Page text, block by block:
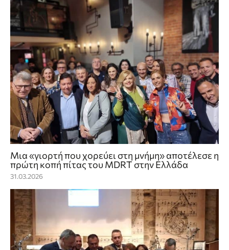
Μια «γιορτή που χορεύει στη μνήμη» αποτέλεσε η
πρώτη κοπή πίτας του MDRT στην Ελλάδα
31.03.2026